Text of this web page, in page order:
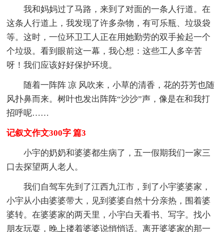
我和妈妈过了马路，来到了对面的一条人行道。在
这条人行道上，我发现了许多杂物，有可乐瓶、垃圾袋
等。这时，一位环卫工人正在用她勤劳的双手捡起一个
个垃圾。看到眼前这一幕，我心想：这些工人多辛苦
呀！我们应该好好保护环境。
随着一阵阵 凉 风吹来，小草的清香，花的芬芳也随
风扑鼻而来。树叶也发出阵阵“沙沙”声，像是在和我打
招呼呢……
记叙文作文300字 篇3
小宇的奶奶和婆婆都生病了，五一假期我们一家三
口去探望两人老人。
我们自驾车先到了江西九江市，到了小宇婆婆家，
小宇从小由婆婆带大，见到婆婆自然十分亲热，围着婆
婆转。在婆婆家的两天里，小宇白天看书、写字。找小
朋友玩耍，晚上搂着婆婆说悄悄话。离开婆婆家的那一